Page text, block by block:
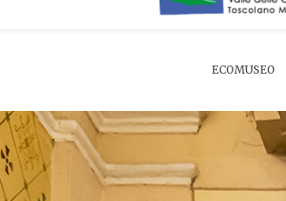
ECOMUSEO